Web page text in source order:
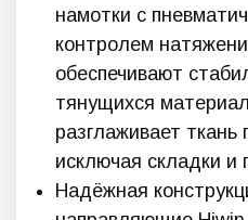
намотки с
контролем
обеспечивают
тянущихся
разглаживает ткань
исключая складки и
Надёжная